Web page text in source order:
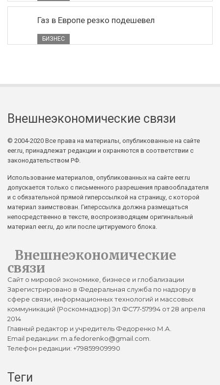
Газ в Европе резко подешевел
БИЗНЕС
Внешнеэкономические связи
© 2004-2020 Все права на материалы, опубликованные на сайте
eer.ru, принадлежат редакции и охраняются в соответствии с
законодательством РФ.
Использование материалов, опубликованных на сайте eer.ru
допускается только с письменного разрешения правообладателя
и с обязательной прямой гиперссылкой на страницу, с которой
материал заимствован. Гиперссылка должна размещаться
непосредственно в тексте, воспроизводящем оригинальный
материал eer.ru, до или после цитируемого блока.
Внешнеэкономические
связи
Сайт о мировой экономике, бизнесе и глобализации
Зарегистрировано в Федеральная служба по надзору в
сфере связи, информационных технологий и массовых
коммуникаций (Роскомнадзор) Эл ФС77-57994 от 28 апреля
2014
Главный редактор и учредитель Федоренко М.А.
Email редакции: m.a.fedorenko@gmail.com.
Телефон редакции: +79859909990
Теги